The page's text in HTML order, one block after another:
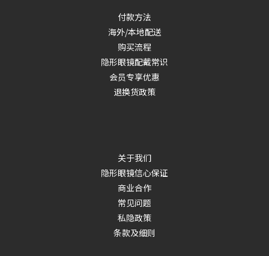
付款方法
海外/本地配送
购买流程
隐形眼镜配戴常识
会员专享优惠
退换货政策
关于我们
隐形眼镜信心保证
商业合作
常见问题
私隐政策
条款及细则